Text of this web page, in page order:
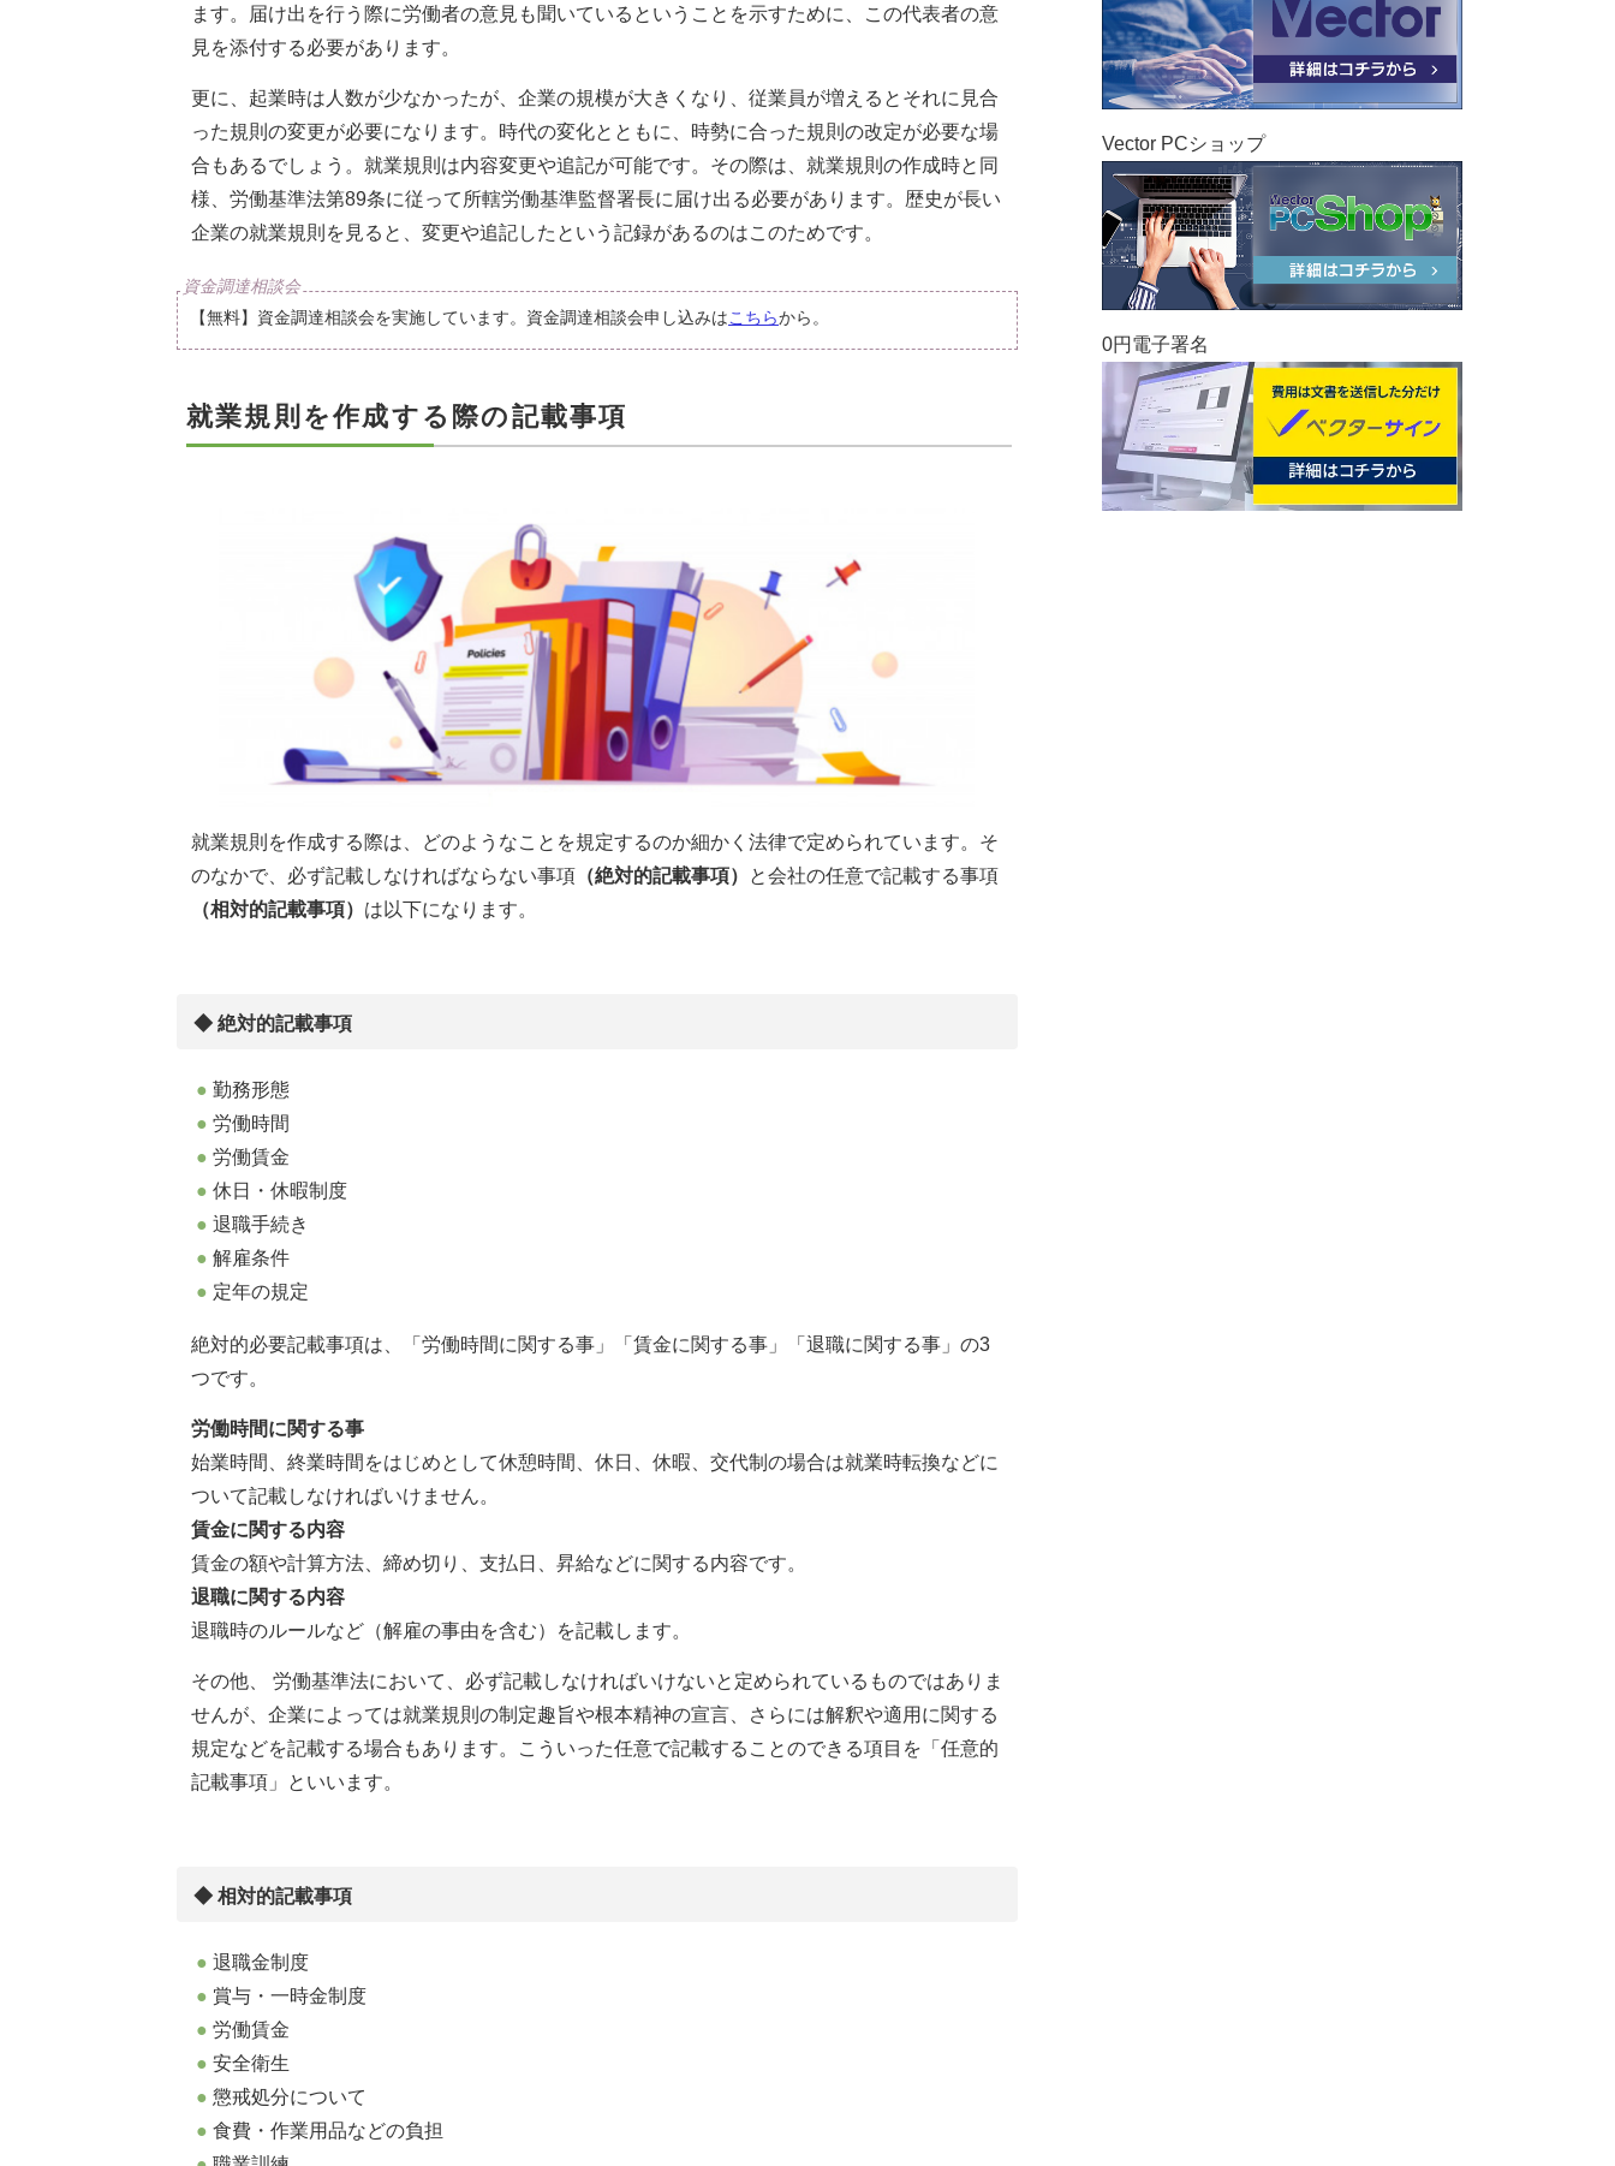
ます。届け出を行う際に労働者の意見も聞いているということを示すために、この代表者の意
見を添付する必要があります。
更に、起業時は人数が少なかったが、企業の規模が大きくなり、従業員が増えるとそれに見合
った規則の変更が必要になります。時代の変化とともに、時勢に合った規則の改定が必要な場
合もあるでしょう。就業規則は内容変更や追記が可能です。その際は、就業規則の作成時と同
様、労働基準法第89条に従って所轄労働基準監督署長に届け出る必要があります。歴史が長い
企業の就業規則を見ると、変更や追記したという記録があるのはこのためです。
【無料】資金調達相談会を実施しています。資金調達相談会申し込みはこちらから。
就業規則を作成する際の記載事項
就業規則を作成する際は、どのようなことを規定するのか細かく法律で定められています。そ
のなかで、必ず記載しなければならない事項 （絶対的記載事項）
と会社の任意で記載する事項
（相対的記載事項） は以下になります。
◆ 絶対的記載事項
勤務形態
労働時間
労働賃金
休日・休暇制度
退職手続き
解雇条件
定年の規定
絶対的必要記載事項は、「労働時間に関する事」「賃金に関する事」「退職に関する事」の3
つです。
労働時間に関する事
始業時間、終業時間をはじめとして休憩時間、休日、休暇、交代制の場合は就業時転換などに
ついて記載しなければいけません。
賃金に関する内容
賃金の額や計算方法、締め切り、支払日、昇給などに関する内容です。
退職に関する内容
退職時のルールなど（解雇の事由を含む）を記載します。
その他、 労働基準法において、必ず記載しなければいけないと定められているものではありま
せんが、企業によっては就業規則の制定趣旨や根本精神の宣言、さらには解釈や適用に関する
規定などを記載する場合もあります。こういった任意で記載することのできる項目を「任意的
記載事項」といいます。
◆ 相対的記載事項
退職金制度
賞与・一時金制度
労働賃金
安全衛生
懲戒処分について
食費・作業用品などの負担
Vector PCショップ
0円電子署名